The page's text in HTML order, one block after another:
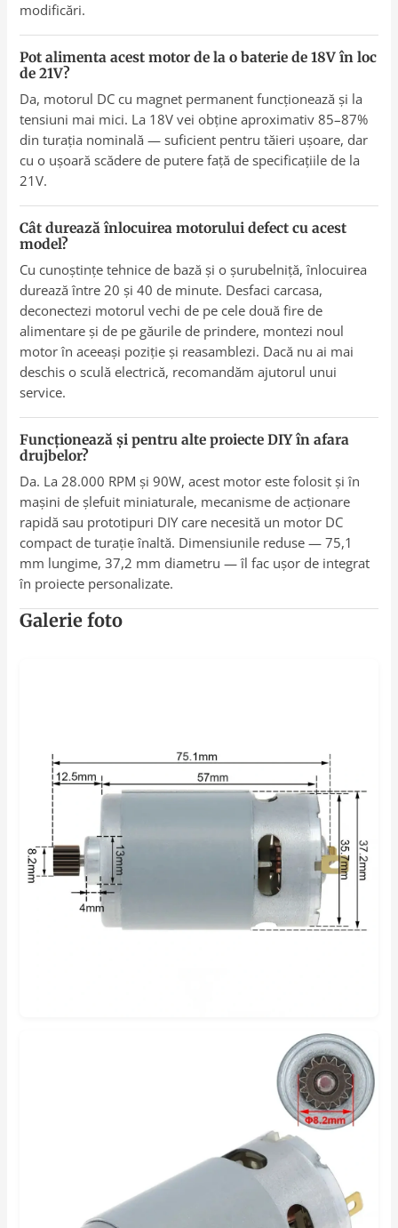
modificări.
Pot alimenta acest motor de la o baterie de 18V în loc
de 21V?
Da, motorul DC cu magnet permanent funcționează și la
tensiuni mai mici. La 18V vei obține aproximativ 85–87%
din turația nominală — suficient pentru tăieri ușoare, dar
cu o ușoară scădere de putere față de specificațiile de la
21V.
Cât durează înlocuirea motorului defect cu acest
model?
Cu cunoștințe tehnice de bază și o șurubelniță, înlocuirea
durează între 20 și 40 de minute. Desfaci carcasa,
deconectezi motorul vechi de pe cele două fire de
alimentare și de pe găurile de prindere, montezi noul
motor în aceeași poziție și reasamblezi. Dacă nu ai mai
deschis o sculă electrică, recomandăm ajutorul unui
service.
Funcționează și pentru alte proiecte DIY în afara
drujbelor?
Da. La 28.000 RPM și 90W, acest motor este folosit și în
mașini de șlefuit miniaturale, mecanisme de acționare
rapidă sau prototipuri DIY care necesită un motor DC
compact de turație înaltă. Dimensiunile reduse — 75,1
mm lungime, 37,2 mm diametru — îl fac ușor de integrat
în proiecte personalizate.
Galerie foto